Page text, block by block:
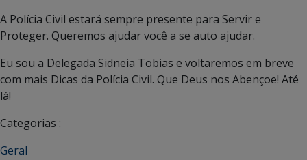
A Polícia Civil estará sempre presente para Servir e
Proteger. Queremos ajudar você a se auto ajudar.
Eu sou a Delegada Sidneia Tobias e voltaremos em breve
com mais Dicas da Polícia Civil. Que Deus nos Abençoe! Até
lá!
Categorias :
Geral